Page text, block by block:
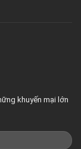
khuyến mại lớn